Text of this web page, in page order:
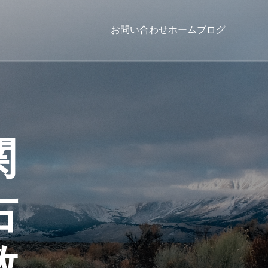
お問い合わせホームブログ